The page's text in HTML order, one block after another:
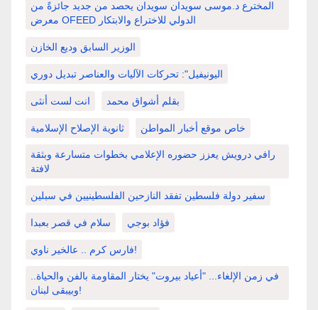
المخترع د.موسى سويدان سويدان يحصد من جديد جائزةً من
معرض OFEED الدولي للاختراع والابتكار
الوزير السابق وديع الخازن
اليونيفيل": تحركات الآليات والعناصر تبديل دوري
انت لست أنثى بقلم أشواق محمد
ثانوية الإصلاح الإسلامية خاص موقع أخبار المواطن
رافي درويش يعزز حضوره الإعلامي بخطوات متسارعة وبثقة
لافتة
سفير دولة فلسطين تفقد النازحين الفلسطينيين في سبلين
سلام في قصر بعبدا فؤاد بوجي
فارس كرم .. عالخير ناوي!
في زمن الإلغاء... "أعياد بيروت" يختار المقاومة بالفن والحياة..
وبيبقى لبنان!